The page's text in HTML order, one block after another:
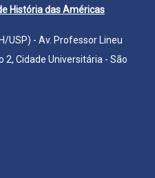
História das Américas
USP) - Av. Professor Lineu
2, Cidade Universitária - São